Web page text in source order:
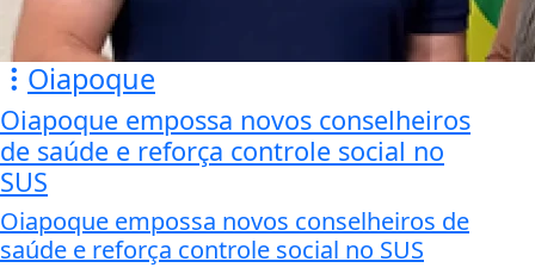
Oiapoque
Oiapoque empossa novos conselheiros
de saúde e reforça controle social no
SUS
Oiapoque empossa novos conselheiros de
saúde e reforça controle social no SUS